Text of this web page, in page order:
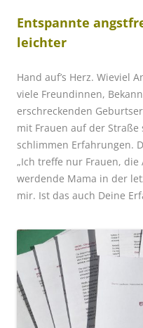
Entspannte
leichter
Hand auf’s Herz. Wieviel
viele Freundinnen,
erschreckenden
mit Frauen auf der
schlimmen Erfahrungen.
„Ich treffe nur Frauen, die
werdende Mama in der
mir. Ist das auch Deine